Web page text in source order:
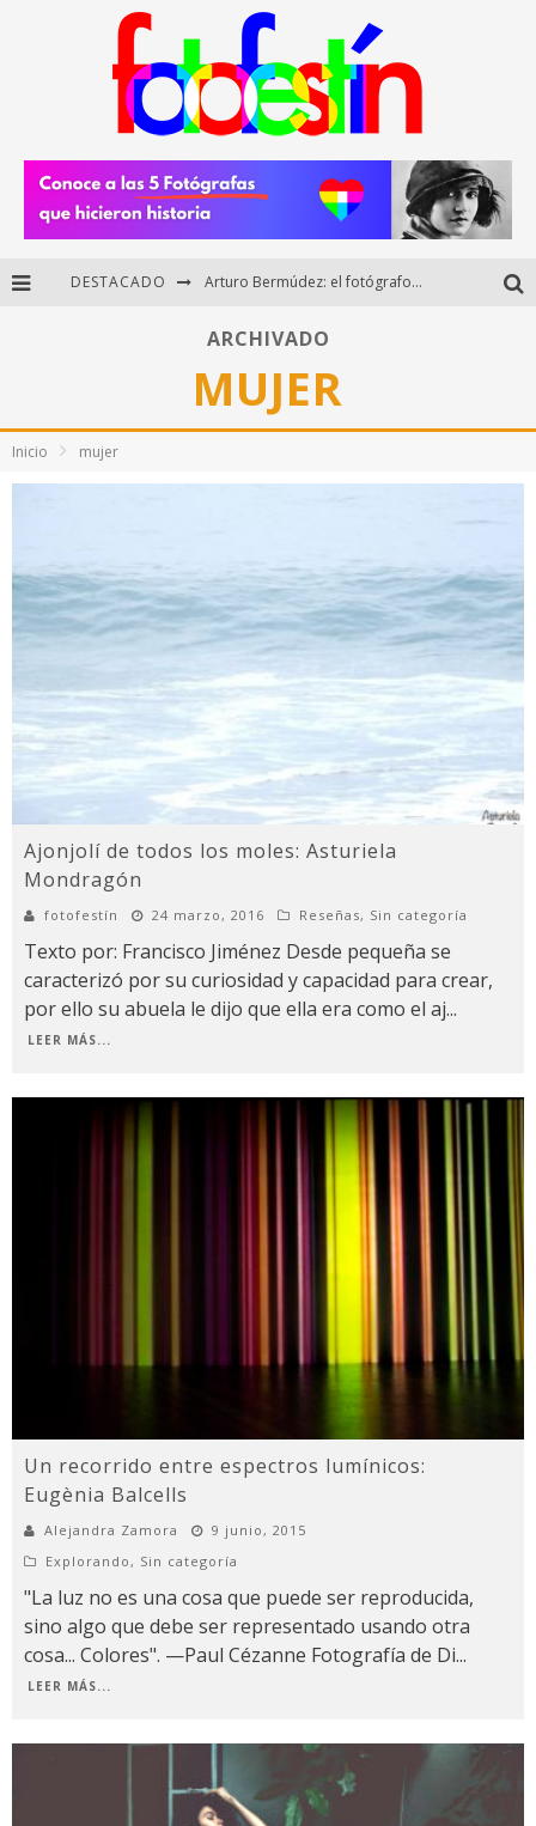
DESTACADO Arturo Bermúdez: el fotógrafo mexicano que brilló en los Premios HUAWEI XMAGE 2025
Fotógrafos mexicanos de Postal 5.6 brillan como finalistas del Concurso Nacional de Fotografía Cuartoscuro 2026
ARCHIVADO
MUJER
Inicio mujer
Ajonjolí de todos los moles: Asturiela
Mondragón
fotofestín 24 marzo, 2016 Reseñas, Sin categoría
Texto por: Francisco Jiménez Desde pequeña se
caracterizó por su curiosidad y capacidad para crear,
por ello su abuela le dijo que ella era como el aj...
LEER MÁS...
Un recorrido entre espectros lumínicos:
Eugènia Balcells
Alejandra Zamora
9 junio, 2015
Explorando , Sin categoría
"La luz no es una cosa que puede ser reproducida,
sino algo que debe ser representado usando otra
cosa... Colores". —Paul Cézanne Fotografía de Di...
LEER MÁS...